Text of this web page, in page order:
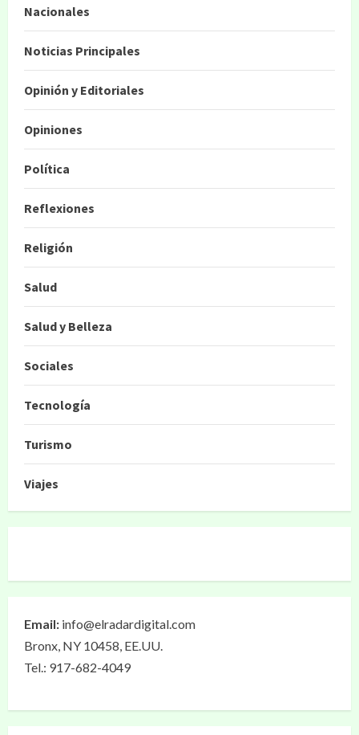
Nacionales
Noticias Principales
Opinión y Editoriales
Opiniones
Política
Reflexiones
Religión
Salud
Salud y Belleza
Sociales
Tecnología
Turismo
Viajes
Email: info@elradardigital.com
Bronx, NY 10458, EE.UU.
Tel.: 917-682-4049